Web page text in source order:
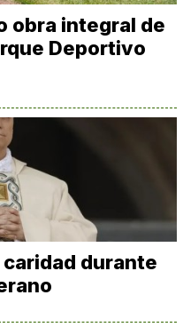
obra integral de
Deportivo
caridad durante